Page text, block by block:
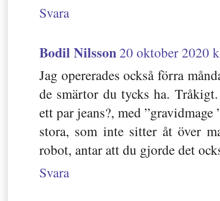
Svara
Bodil Nilsson20 oktober 2020
Jag opererades också förra
de smärtor du tycks ha.
ett par jeans?, med
stora, som inte sitter åt över
robot, antar att du gjorde det
Svara